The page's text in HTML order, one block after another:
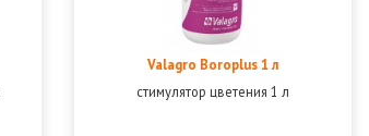
Valagro Boroplus 1 л
стимулятор цветения 1 л